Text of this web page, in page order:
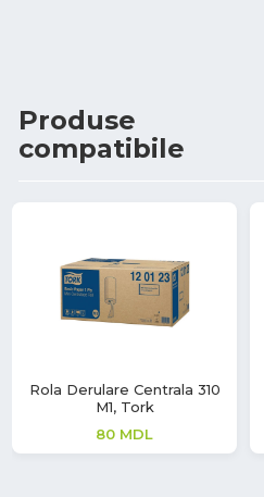
Produse
compatibile
Rola Derulare Centrala 310
M1, Tork
80 MDL